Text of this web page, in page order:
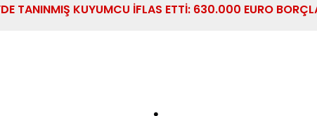
TANINMIŞ KUYUMCU İFLAS ETTI: 630.000 EURO